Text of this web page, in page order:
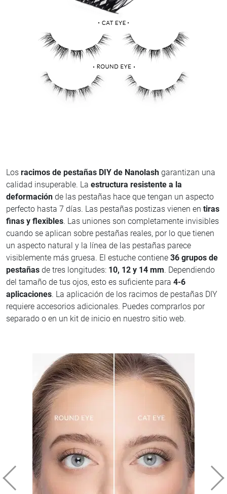
Los racimos de pestañas DIY de Nanolash garantizan una
calidad insuperable. La estructura resistente a la
deformación de las pestañas hace que tengan un aspecto
perfecto hasta 7 días. Las pestañas postizas vienen en tiras
finas y flexibles. Las uniones son completamente invisibles
cuando se aplican sobre pestañas reales, por lo que tienen
un aspecto natural y la línea de las pestañas parece
visiblemente más gruesa. El estuche contiene 36 grupos de
pestañas de tres longitudes: 10, 12 y 14 mm. Dependiendo
del tamaño de tus ojos, esto es suficiente para 4-6
aplicaciones. La aplicación de los racimos de pestañas DIY
requiere accesorios adicionales. Puedes comprarlos por
separado o en un kit de inicio en nuestro sitio web.